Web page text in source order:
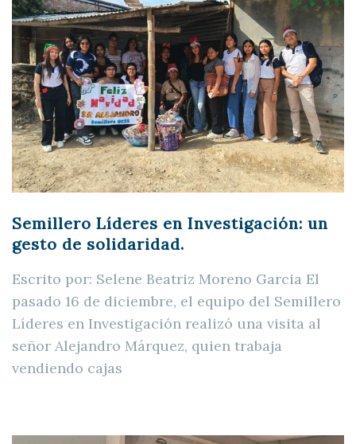
Semillero Líderes en Investigación: un
gesto de solidaridad.
Escrito por: Selene Beatriz Moreno Garcia El
pasado 16 de diciembre, el equipo del Semillero
Líderes en Investigación realizó una visita al
señor Alejandro Márquez, quien trabaja
vendiendo cajas